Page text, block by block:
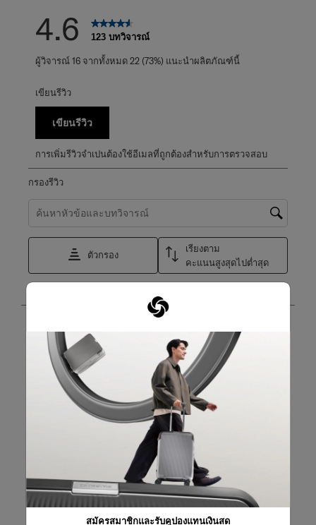
สมัครสมาชิกและรับคูปองแทนเงินสด
4.6 123 บทวิจารณ์
ผู้วิจารณ์ 16 จากทั้งหมด 22 (73%) แนะนำผลิตภัณฑ์นี้
เขียนรีวิว
เขียนรีวิว
การเพิ่มรีวิวจำเปนต้องใช้อีเมลที่ถูกต้องสำหรับการตรวจสอบ
กรองรีวิว
ค้นหาหัวข้อและตรวจสอบภูมิภาคการค้นหา
ตัวกรอง
เรียงตาม
คะแนนสูงสุดไปต่ำสุด
8
วิจารณ์
5 จาก 5 ดาว
Awesome bag
ASH
7 วันที่แล้ว
Like the durability and the quality of the bag for my daily
working bag due to jobscope im in. Highly recommended.
ประเทศการเดินทางไป
ตอบ:Everywhere